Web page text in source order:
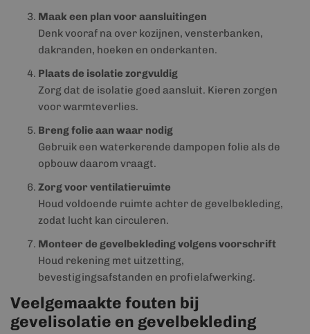
Maak een plan voor aansluitingen
Denk vooraf na over kozijnen, vensterbanken,
dakranden, hoeken en onderkanten.
Plaats de isolatie zorgvuldig
Zorg dat de isolatie goed aansluit. Kieren zorgen
voor warmteverlies.
Breng folie aan waar nodig
Gebruik een waterkerende dampopen folie als de
opbouw daarom vraagt.
Zorg voor ventilatieruimte
Houd voldoende ruimte achter de gevelbekleding,
zodat lucht kan circuleren.
Monteer de gevelbekleding volgens voorschrift
Houd rekening met uitzetting,
bevestigingsafstanden en profielafwerking.
Veelgemaakte fouten bij
gevelisolatie en gevelbekleding